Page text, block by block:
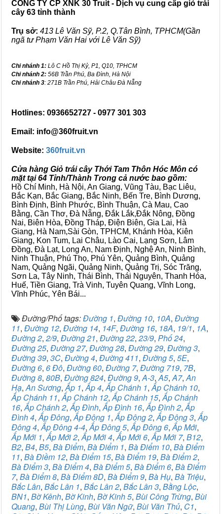
CÔNG TY CP XNK 30 Truit - Dịch vụ cung cấp giỏ trái
cây 63 tỉnh thành
Trụ sở: 413 Lê Văn Sỹ, P.2, Q.Tân Bình, TPHCM(Gần
ngã tư Phạm Văn Hai với Lê Văn Sỹ)
Chi nhánh 1: Lô C Hồ Thị Kỷ, P1, Q10, TPHCM
Chi nhánh 2: 56B Trần Phú, Ba Đình, Hà Nội
Chi nhánh 3: 271B Trần Phú, Hải Châu Đà Nẵng
Hotlines: 0936652727 - 0977 301 303
Email: info@360fruit.vn
Website: 360fruit.vn
Cửa hàng Giỏ trái cây Thới Tam Thôn Hóc Môn có
mặt tại 64 Tỉnh/Thành Trong cả nước bao gồm:
Hồ Chí Minh, Hà Nội, An Giang, Vũng Tàu, Bạc Liêu,
Bắc Kạn, Bắc Giang, Bắc Ninh, Bến Tre, Bình Dương,
Bình Định, Bình Phước, Bình Thuận, Cà Mau, Cao
Bằng, Cần Thơ, Đà Nẵng, Đắk Lắk,Đắk Nông, Đồng
Nai, Biên Hòa, Đồng Tháp, Điện Biên, Gia Lai, Hà
Giang, Hà Nam,Sài Gòn, TPHCM, Khánh Hòa, Kiên
Giang, Kon Tum, Lai Châu, Lào Cai, Lạng Sơn, Lâm
Đồng, Đà Lạt, Long An, Nam Định, Nghệ An, Ninh Bình,
Ninh Thuận, Phú Thọ, Phú Yên, Quảng Bình, Quảng
Nam, Quảng Ngãi, Quảng Ninh, Quảng Trị, Sóc Trăng,
Sơn La, Tây Ninh, Thái Bình, Thái Nguyên, Thanh Hóa,
Huế, Tiền Giang, Trà Vinh, Tuyên Quang, Vĩnh Long,
Vĩnh Phúc, Yên Bái...
Đường/Phố tags:Đường 1, Đường 10, 10A, Đường
11, Đường 12, Đường 14, 14F, Đường 16, 18A, 19/1, 1A,
Đường 2, 2/9, Đường 21, Đường 22, 23/9, Phố 24,
Đường 25, Đường 27, Đường 28, Đường 29, Đường 3,
Đường 39, 3C, Đường 4, Đường 411, Đường 5, 5E,
Đường 6, 6 Đô, Đường 60, Đường 7, Đường 719, 7B,
Đường 8, 80B, Đường 824, Đường 9,A-3,A5,A7,An
Hạ,An Sương,Ấp 1,Ấp 4,Ấp Chánh 1,Ấp Chánh 10,
Ấp Chánh 11,Ấp Chánh 12,Ấp Chánh 15,Ấp Chánh
16,Ấp Chánh 2,Ấp Đình,Ấp Đình 16,Ấp Đình 2,Ấp
Đình 4,Ấp Đông,Ấp Đông 1,Ấp Đông 2,Ấp Đông 3,Ấp
Đông 4,Ấp Đông 4-4,Ấp Đông 5,Ấp Đông 6,Ấp Mới,
Ấp Mới 1,Ấp Mới 2,Ấp Mới 4,Ấp Mới 6,Ấp Mới 7, B12,
B2, B4, B5, Bà Điểm, Bà Điểm 1, Bà Điểm 10, Bà Điểm
11, Bà Điềm 12, Bà Điểm 15, Bà Điểm 19, Bà Điểm 2,
Bà Điểm 3, Bà Điểm 4, Bà Điểm 5, Bà Điểm 6, Bà Điểm
7, Bà Điểm 8, Bà Điểm 8D, Bà Điểm 9, Bà Hụ, Bà Triệu,
Bắc Lân, Bắc Lân 1, Bắc Lân 2, Bắc Lân 3, Bằng Lộc,
BN1, Bờ Kênh, Bờ Kinh, Bờ Kinh 5, Bùi Công Trừng, Bùi
Quang, Bùi Thị Lùng, Bùi Văn Ngữ, Bùi Văn Thủ, C1,